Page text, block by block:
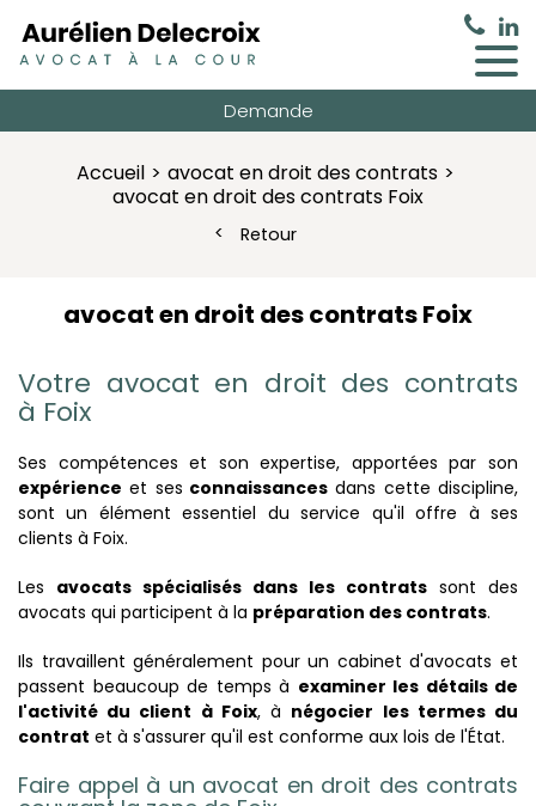
Demande
Accueil
avocat en droit des contrats
avocat en droit des contrats Foix
Retour
avocat en droit des contrats Foix
Votre avocat en droit des contrats
à Foix
Ses compétences et son expertise, apportées par son
expérience et ses connaissances dans cette discipline,
sont un élément essentiel du service qu'il offre à ses
clients à Foix.
Les avocats spécialisés dans les contrats sont des
avocats qui participent à la préparation des contrats.
Ils travaillent généralement pour un cabinet d'avocats et
passent beaucoup de temps à examiner les détails de
l'activité du client à Foix, à négocier les termes du
contrat et à s'assurer qu'il est conforme aux lois de l'État.
Faire appel à un avocat en droit des contrats